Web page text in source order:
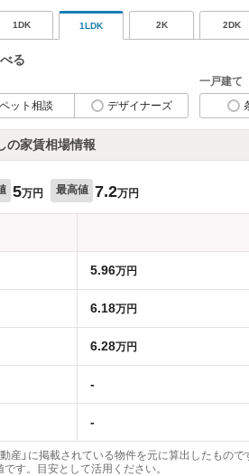
1DK 1LDK 2K 2DK
る
ペット相談 デザイナーズ
一戸建て
の家賃相場情報
5万円 最高値 7.2万円
5.96万円
6.18万円
6.28万円
-
-
産」に掲載されている物件を元に算出したもの
す。目安として活用ください。